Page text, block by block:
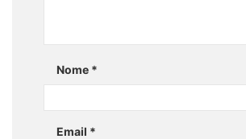
Nome *
Email *